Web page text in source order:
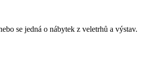
se jedná o nábytek z veletrhů a výstav.